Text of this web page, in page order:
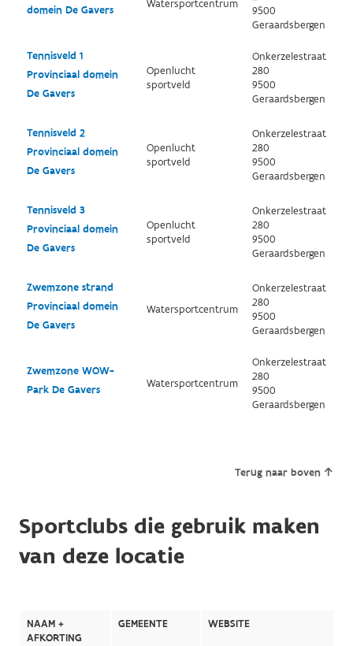
domein De Gavers Watersportcentrum
9500
Geraardsbergen
Tennisveld 1
Provinciaal domein
De Gavers
Openlucht
sportveld
Onkerzelestraat
280
9500
Geraardsbergen
Tennisveld 2
Provinciaal domein
De Gavers
Openlucht
sportveld
Onkerzelestraat
280
9500
Geraardsbergen
Tennisveld 3
Provinciaal domein
De Gavers
Openlucht
sportveld
Onkerzelestraat
280
9500
Geraardsbergen
Zwemzone strand
Provinciaal domein
De Gavers
Watersportcentrum
Onkerzelestraat
280
9500
Geraardsbergen
Zwemzone WOW-
Park De Gavers
Watersportcentrum
Onkerzelestraat
280
9500
Geraardsbergen
Terug naar boven
Sportclubs die gebruik maken
van deze locatie
NAAM +
AFKORTING
GEMEENTE WEBSITE